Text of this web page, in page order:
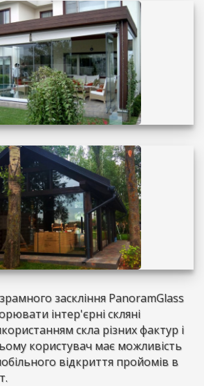
заскління PanoramGlass
інтер'єрні скляні
скла різних фактур і
користувач має можливість
відкриття пройомів в